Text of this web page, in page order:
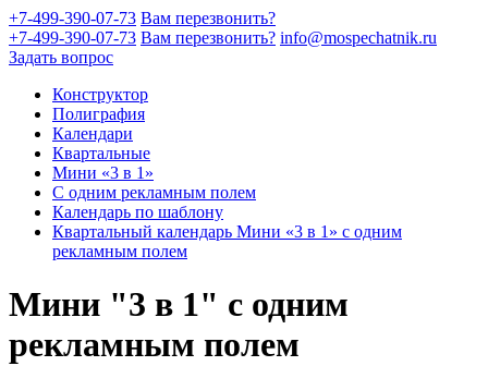
+7-499-390-07-73 Вам перезвонить?
+7-499-390-07-73 Вам перезвонить? info@mospechatnik.ru
Задать вопрос
Конструктор
Полиграфия
Календари
Квартальные
Мини «3 в 1»
С одним рекламным полем
Календарь по шаблону
Квартальный календарь Мини «3 в 1» с одним
рекламным полем
Мини "3 в 1" с одним
рекламным полем